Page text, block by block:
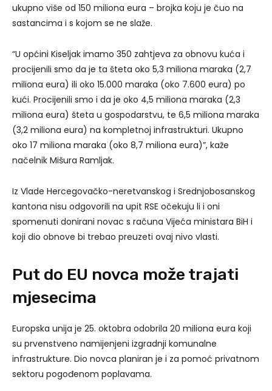
ukupno više od 150 miliona eura – brojka koju je čuo na
sastancima i s kojom se ne slaže.
“U općini Kiseljak imamo 350 zahtjeva za obnovu kuća i
procijenili smo da je ta šteta oko 5,3 miliona maraka (2,7
miliona eura) ili oko 15.000 maraka (oko 7.600 eura) po
kući. Procijenili smo i da je oko 4,5 miliona maraka (2,3
miliona eura) šteta u gospodarstvu, te 6,5 miliona maraka
(3,2 miliona eura) na kompletnoj infrastrukturi. Ukupno
oko 17 miliona maraka (oko 8,7 miliona eura)”, kaže
načelnik Mišura Ramljak.
Iz Vlade Hercegovačko-neretvanskog i Srednjobosanskog
kantona nisu odgovorili na upit RSE očekuju li i oni
spomenuti donirani novac s računa Vijeća ministara BiH i
koji dio obnove bi trebao preuzeti ovaj nivo vlasti.
Put do EU novca može trajati
mjesecima
Europska unija je 25. oktobra odobrila 20 miliona eura koji
su prvenstveno namijenjeni izgradnji komunalne
infrastrukture. Dio novca planiran je i za pomoć privatnom
sektoru pogođenom poplavama.